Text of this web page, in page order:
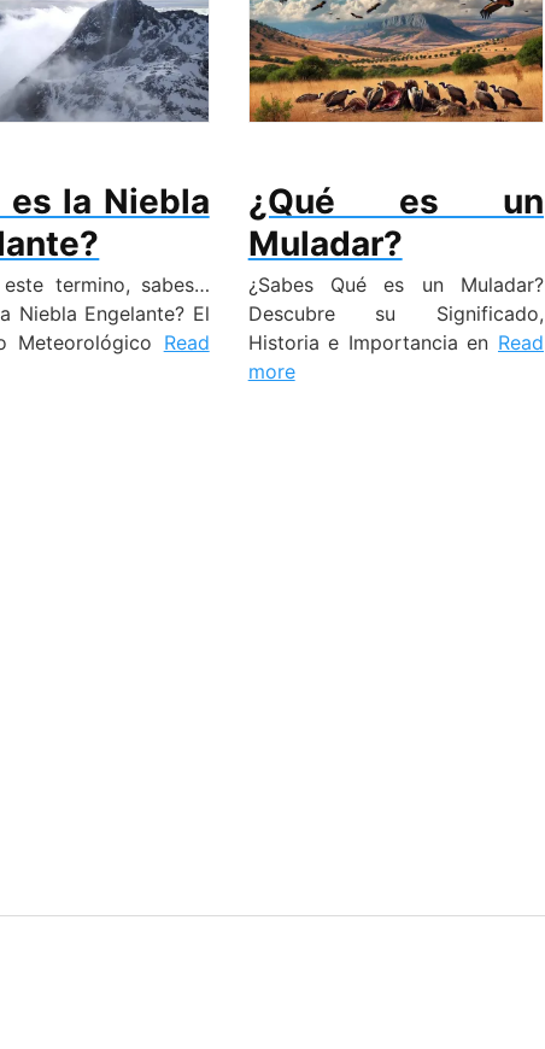
es la Niebla
este termino, sabes…
Niebla Engelante? El
Meteorológico Read
¿Qué es un
Muladar?
¿Sabes Qué es un Muladar?
Descubre su Significado,
Historia e Importancia en Read
more